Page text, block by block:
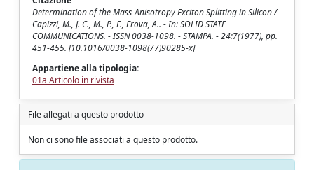
Determination of the Mass-Anisotropy Exciton Splitting in Silicon /
Capizzi, M., J. C., M., P., F., Frova, A.. - In: SOLID STATE
COMMUNICATIONS. - ISSN 0038-1098. - STAMPA. - 24:7(1977), pp.
451-455. [10.1016/0038-1098(77)90285-x]
Appartiene alla tipologia:
01a Articolo in rivista
File allegati a questo prodotto
Non ci sono file associati a questo prodotto.